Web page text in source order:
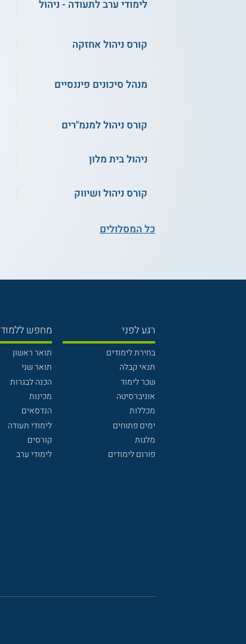
לימודי ערב לתעודה - ניהול
קורס ניהול אחזקה
מנהל סיכונים פיננסיים
קורס ניהול למנמ"רים
ניהול בית מלון
קורס ניהול ושיווק
כל המסלולים
רגע לפני
בחירת לימודים
תנאי קבלה
שכר לימוד
אוניברסיטה
מכללות
ימים פתוחים
מלגות
פורום לימודים
מחפש ללמוד
תואר ראשון
תואר שני
הכנה לבגרות
מכינות
הנדסאים
לימודי תעודה
קורסים
לימודי ערב